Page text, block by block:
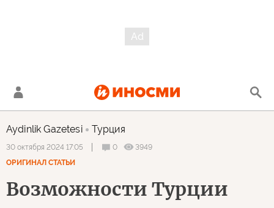
Aydinlik Gazetesi Турция
30 октября 2024 17:05 0
3949
ОРИГИНАЛ СТАТЬИ
Возможности Турции